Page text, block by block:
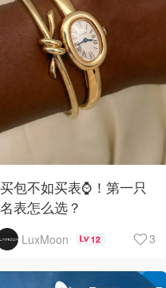
买包不如买表⌚️！第一只
名表怎么选？
LuxMoon 12 3